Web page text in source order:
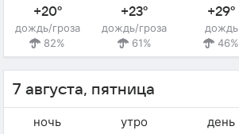
+20°
дождь/гроза
82%
+23°
дождь/гроза
61%
+29°
дождь
46%
7 августа, пятница
ночь утро день